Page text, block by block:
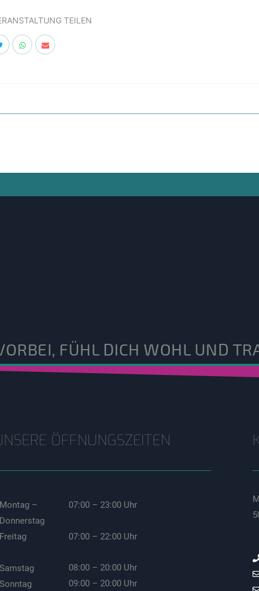
TEILEN
FÜHL DICH WOHL UND
ÖFFNUNGSZEITEN
Montag –
Donnerstag
Freitag
Samstag
Sonntag
07:00 – 23:00 Uhr
07:00 – 22:00 Uhr
08:00 – 20:00 Uhr
09:00 – 20:00 Uhr